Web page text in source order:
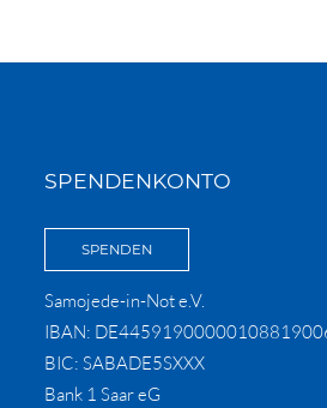
SPENDENKONTO
SPENDEN
Samojede-in-Not e.V.
IBAN:
BIC: SABADE5SXXX
Bank 1 Saar eG